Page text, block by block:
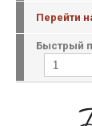
Перейти
Быстрый